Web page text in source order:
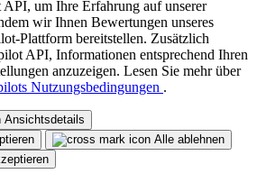
um Ihre Erfahrung auf unserer
wir Ihnen Bewertungen unseres
Plattform bereitstellen. Zusätzlich
API, Informationen entsprechend Ihren
anzuzeigen. Lesen Sie mehr über
Nutzungsbedingungen .
Ansichtsdetails
Alle ablehnen